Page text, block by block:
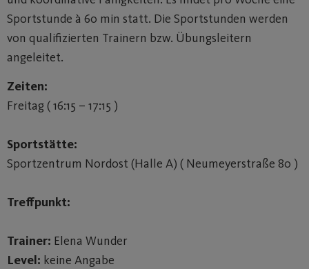
Sportstunde à 60 min statt. Die Sportstunden werden
von qualifizierten Trainern bzw. Übungsleitern
angeleitet.
Zeiten:
Freitag ( 16:15 – 17:15 )
Sportstätte:
Sportzentrum Nordost (Halle A) ( Neumeyerstraße 80 )
Treffpunkt:
Trainer: Elena Wunder
Level: keine Angabe